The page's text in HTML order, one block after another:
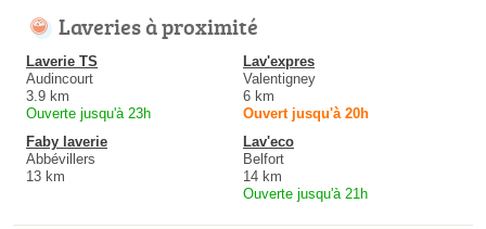
Laveries à proximité
Laverie TS
Audincourt
3.9 km
Ouverte jusqu'à 23h
Lav'expres
Valentigney
6 km
Ouvert jusqu'à 20h
Faby laverie
Abbévillers
13 km
Lav'eco
Belfort
14 km
Ouverte jusqu'à 21h